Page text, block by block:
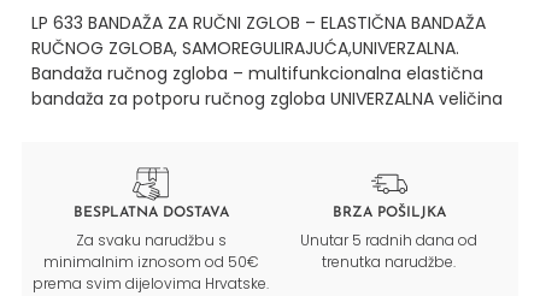
LP 633 BANDAŽA ZA RUČNI ZGLOB – ELASTIČNA BANDAŽA
RUČNOG ZGLOBA, SAMOREGULIRAJUĆA,UNIVERZALNA.
Bandaža ručnog zgloba – multifunkcionalna elastična
bandaža za potporu ručnog zgloba UNIVERZALNA veličina
BESPLATNA DOSTAVA
Za svaku narudžbu s
minimalnim iznosom od 50€
prema svim dijelovima Hrvatske.
BRZA POŠILJKA
Unutar 5 radnih dana od
trenutka narudžbe.